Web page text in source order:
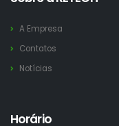
A Empresa
Contatos
Notícias
Horário